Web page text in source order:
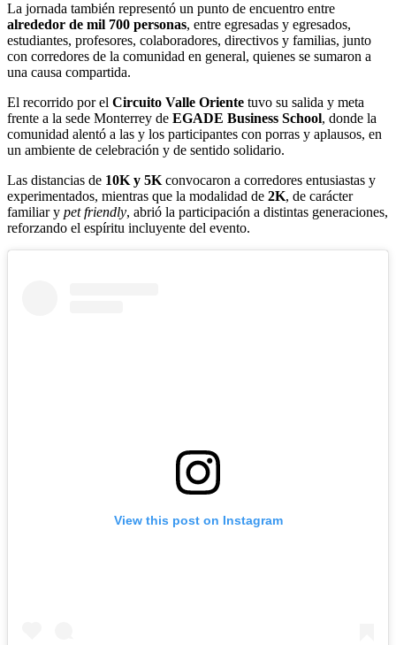
La jornada también representó un punto de encuentro entre
alrededor de mil 700 personas, entre egresadas y egresados,
estudiantes, profesores, colaboradores, directivos y familias, junto
con corredores de la comunidad en general, quienes se sumaron a
una causa compartida.
El recorrido por el Circuito Valle Oriente tuvo su salida y meta
frente a la sede Monterrey de EGADE Business School, donde la
comunidad alentó a las y los participantes con porras y aplausos, en
un ambiente de celebración y de sentido solidario.
Las distancias de 10K y 5Kconvocaron a corredores entusiastas y
experimentados, mientras que la modalidad de 2K, de carácter
familiar y pet friendly, abrió la participación a distintas generaciones,
reforzando el espíritu incluyente del evento.
View this post on Instagram